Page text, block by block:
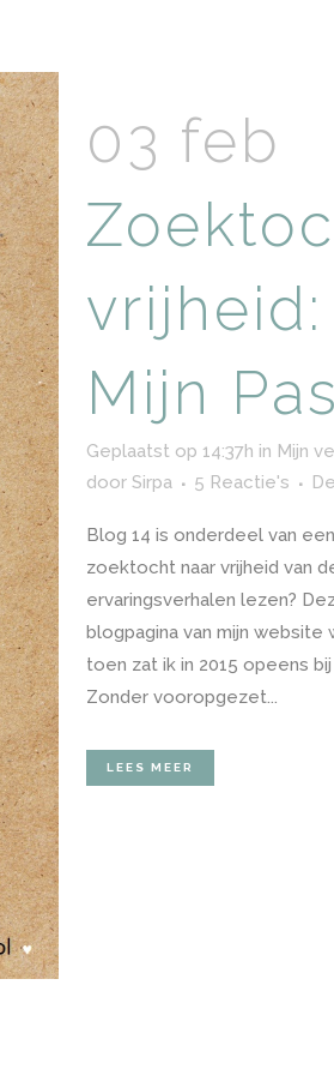
03 feb
vrijheid:
Mijn
Geplaatst op 14:37h in Mijn
door Sirpa 5 Reactie's
Blog 14 is onderdeel van
zoektocht naar vrijheid van
ervaringsverhalen lezen?
blogpagina van mijn website
toen zat ik in 2015 opeens
Zonder vooropgezet...
LEES MEER